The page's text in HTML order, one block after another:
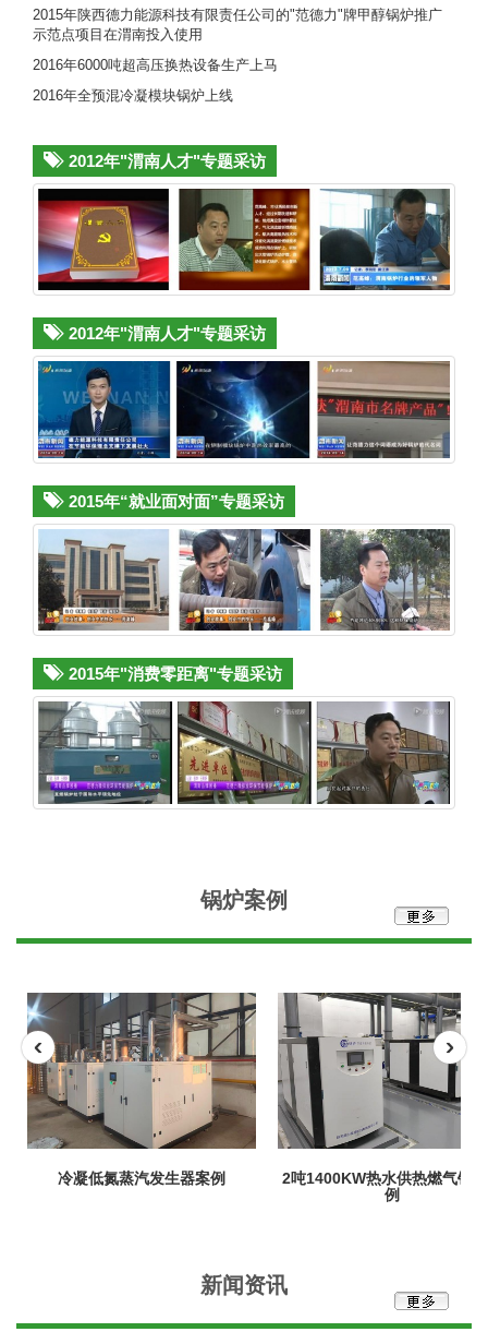
2015年陕西德力能源科技有限责任公司的"范德力"牌甲醇锅炉推广
示范点项目在渭南投入使用
2016年6000吨超高压换热设备生产上马
2016年全预混冷凝模块锅炉上线
2012年"渭南人才"专题采访
2012年"渭南人才"专题采访
2015年“就业面对面”专题采访
2015年"消费零距离"专题采访
锅炉案例
2吨1400KW热水供热燃气锅炉案
全预混硅铸铝冷凝变频燃气锅
例
‹ ›
新闻资讯